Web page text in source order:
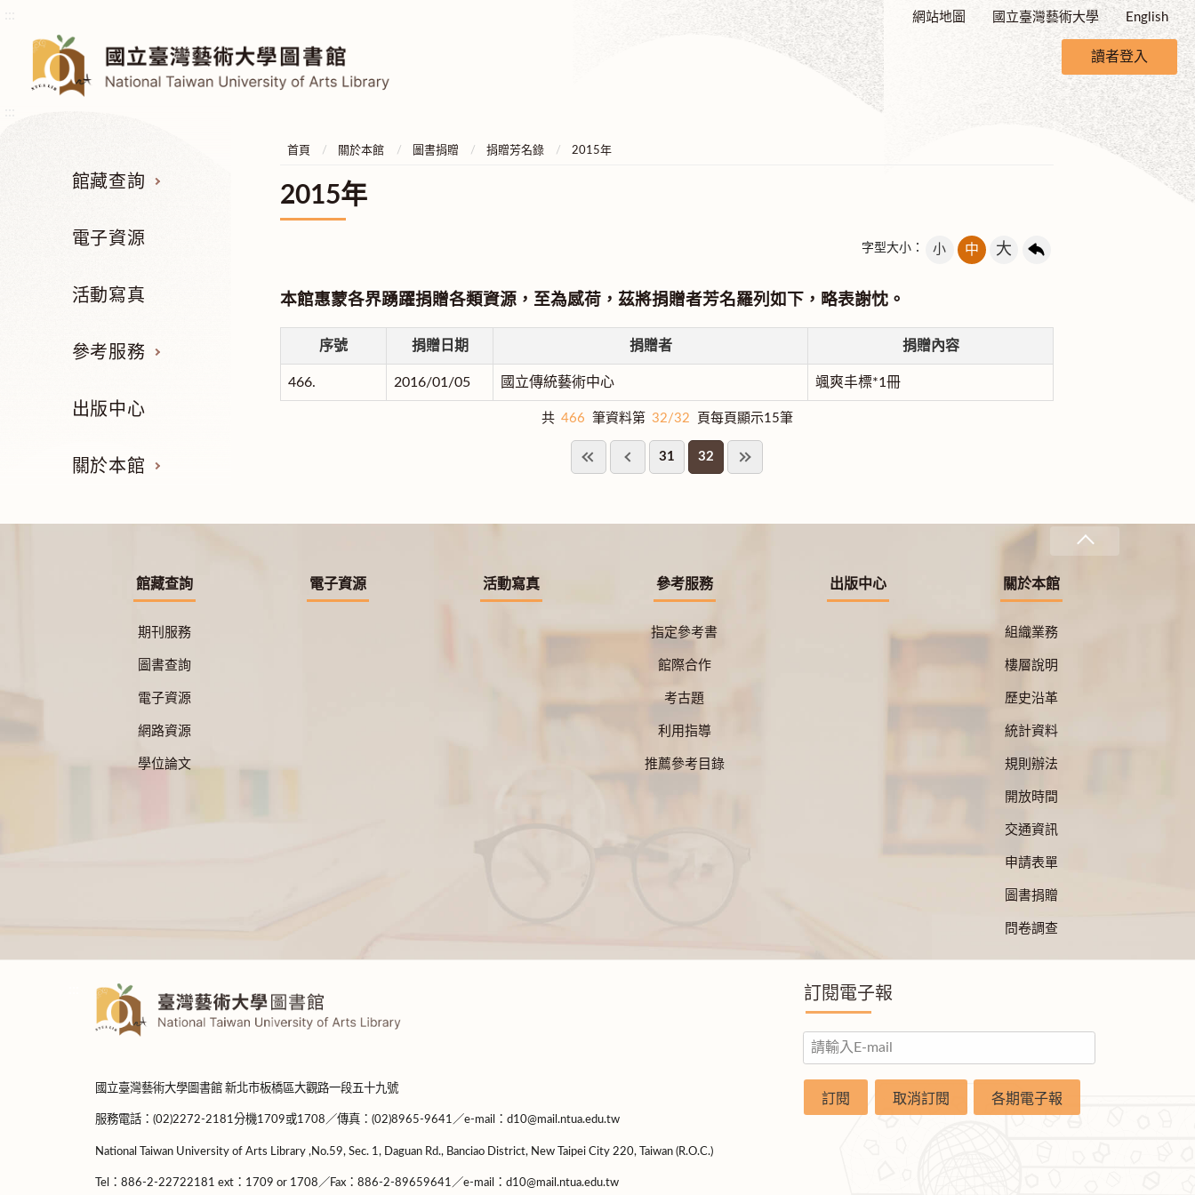
網站地圖 國立臺灣藝術大學 English
讀者登入
館藏查詢
電子資源
活動寫真
參考服務
出版中心
關於本館
首頁 關於本館 圖書捐贈 捐贈芳名錄 2015年
2015年
字型大小： 小 中 大
本館惠蒙各界踴躍捐贈各類資源，至為感荷，茲將捐贈者芳名羅列如下，略表謝忱。
序號 捐贈日期 捐贈者 捐贈內容
466. 2016/01/05 國立傳統藝術中心 颯爽丰標*1冊
共 466 筆資料第 32/32 頁每頁顯示15筆
31 32
館藏查詢
期刊服務
圖書查詢
電子資源
網路資源
學位論文
電子資源 活動寫真 參考服務
指定參考書
館際合作
考古題
利用指導
推薦參考目錄
出版中心 關於本館
組織業務
樓層說明
歷史沿革
統計資料
規則辦法
開放時間
交通資訊
申請表單
圖書捐贈
問卷調查
國立臺灣藝術大學圖書館 新北市板橋區大觀路一段五十九號
服務電話：(02)2272-2181分機1709或1708／傳真：(02)8965-9641／e-mail：d10@mail.ntua.edu.tw
National Taiwan University of Arts Library ,No.59, Sec. 1, Daguan Rd., Banciao District, New Taipei City 220, Taiwan (R.O.C.)
Tel：886-2-22722181 ext：1709 or 1708／Fax：886-2-89659641／e-mail：d10@mail.ntua.edu.tw
訂閱電子報